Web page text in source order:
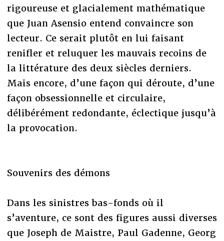
rigoureuse et glacialement mathématique
que Juan Asensio entend convaincre son
lecteur. Ce serait plutôt en lui faisant
renifler et reluquer les mauvais recoins de
la littérature des deux siècles derniers.
Mais encore, d’une façon qui déroute, d’une
façon obsessionnelle et circulaire,
délibérément redondante, éclectique jusqu’à
la provocation.
Souvenirs des démons
Dans les sinistres bas-fonds où il
s’aventure, ce sont des figures aussi diverses
que Joseph de Maistre, Paul Gadenne, Georg